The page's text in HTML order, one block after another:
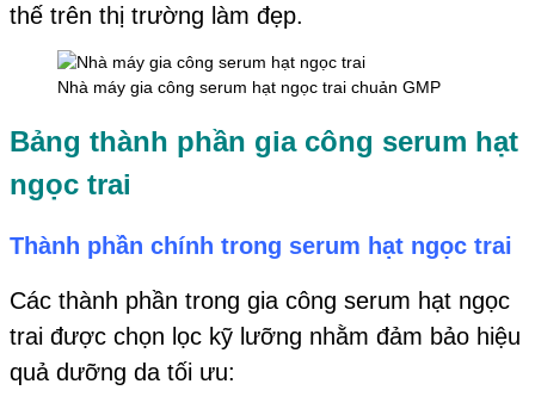
thế trên thị trường làm đẹp.
Nhà máy gia công serum hạt ngọc trai chuản GMP
Bảng thành phần gia công serum hạt
ngọc trai
Thành phần chính trong serum hạt ngọc trai
Các thành phần trong gia công serum hạt ngọc
trai được chọn lọc kỹ lưỡng nhằm đảm bảo hiệu
quả dưỡng da tối ưu: